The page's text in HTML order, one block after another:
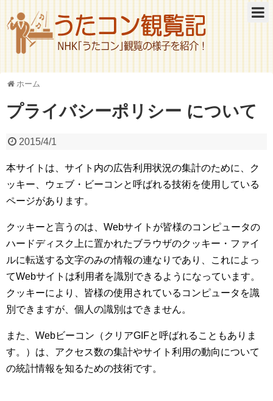
ホーム
プライバシーポリシー について
2015/4/1
本サイトは、サイト内の広告利用状況の集計のために、ク
ッキー、ウェブ・ビーコンと呼ばれる技術を使用している
ページがあります。
クッキーと言うのは、Webサイトが皆様のコンピュータの
ハードディスク上に置かれたブラウザのクッキー・ファイ
ルに転送する文字のみの情報の連なりであり、これによっ
てWebサイトは利用者を識別できるようになっています。
クッキーにより、皆様の使用されているコンピュータを識
別できますが、個人の識別はできません。
また、Webビーコン（クリアGIFと呼ばれることもありま
す。）は、アクセス数の集計やサイト利用の動向について
の統計情報を知るための技術です。